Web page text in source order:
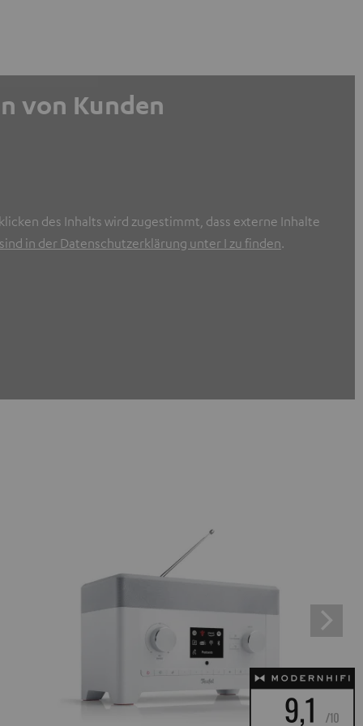
von Kunden
des Inhalts wird zugestimmt, dass externe Inhalte
in der Datenschutzerklärung unter I zu finden.